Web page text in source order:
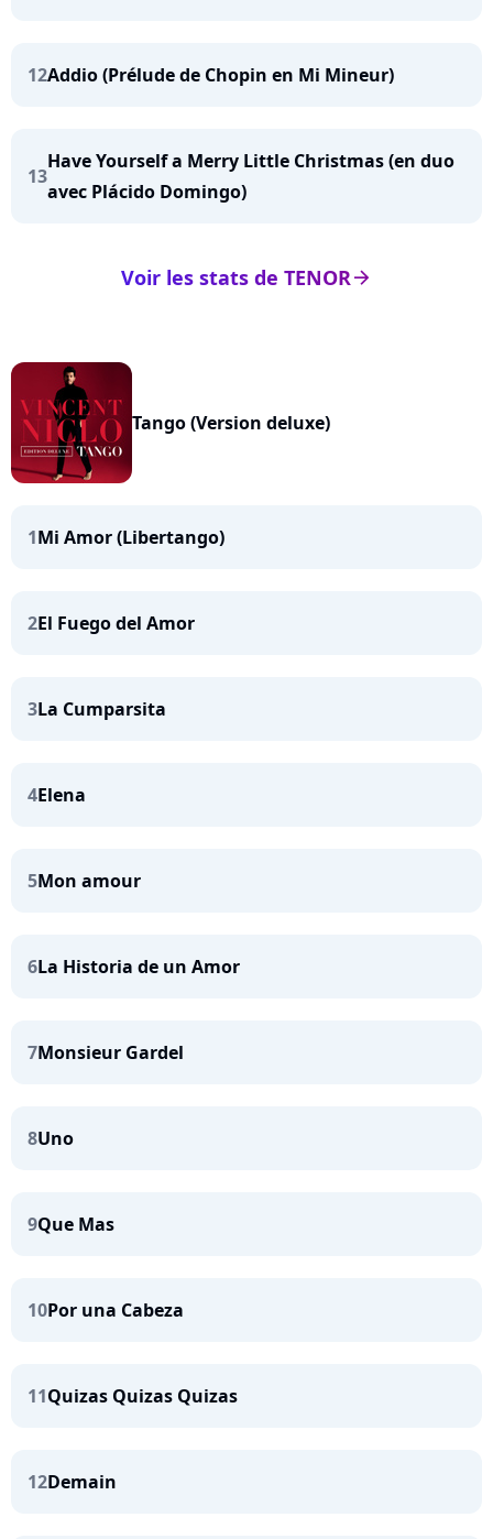
12Addio (Prélude de Chopin en Mi Mineur)
13
Have Yourself a Merry Little Christmas (en duo
avec Plácido Domingo)
arrow_right
Voir les stats de TENOR
Tango (Version deluxe)
1Mi Amor (Libertango)
2El Fuego del Amor
3La Cumparsita
4Elena
5Mon amour
6La Historia de un Amor
7Monsieur Gardel
8Uno
9Que Mas
10Por una Cabeza
11Quizas Quizas Quizas
12Demain